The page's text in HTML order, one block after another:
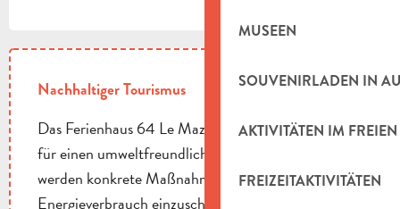
MUSEEN
SOUVENIRLADEN IN
AKTIVITÄTEN IM FREIEN
FREIZEITAKTIVITÄTEN
Nachhaltiger Tourismus
Das Ferienhaus 64 Le Mazet engagiert sich einfach
für einen umweltfreundlicheren Aufenthalt. Es
werden konkrete Maßnahmen ergriffen, um den
Energieverbrauch einzuschränken, wie z. B. die